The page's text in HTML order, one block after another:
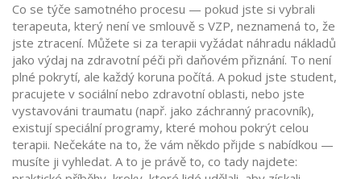
Co se týče samotného procesu — pokud jste si vybrali
terapeuta, který není ve smlouvě s VZP, neznamená to, že
jste ztracení. Můžete si za terapii vyžádat náhradu nákladů
jako výdaj na zdravotní péči při daňovém přiznání. To není
plné pokrytí, ale každý koruna počítá. A pokud jste student,
pracujete v sociální nebo zdravotní oblasti, nebo jste
vystavováni traumatu (např. jako záchranný pracovník),
existují speciální programy, které mohou pokrýt celou
terapii. Nečekáte na to, že vám někdo přijde s nabídkou —
musíte ji vyhledat. A to je právě to, co tady najdete: